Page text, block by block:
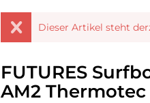
Dieser Artikel steht
FUTURES
AM2 Thermotec